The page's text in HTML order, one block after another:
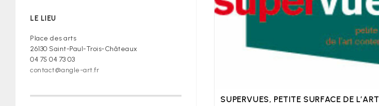
SUPERVUES, PETITE SURFACE DE L’ART
LE LIEU
Place des arts
26130 Saint-Paul-Trois-Châteaux
04 75 04 73 03
contact@angle-art.fr